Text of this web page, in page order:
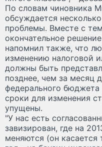
По словам чиновника
обсуждается
проблемы. Вместе с
окончательное
напомнил также, что
изменению налоговой
должны быть
позднее, чем за месяц
федерального
сроки для изменения
упущены.
"У нас есть
завизирован, где на
меняются (он касается